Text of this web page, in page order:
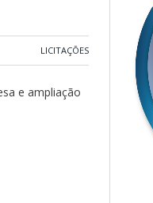
LICITAÇÕES
e ampliação